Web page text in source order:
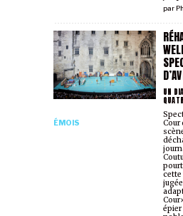
par
UN
ÉMOIS
Cour
cette